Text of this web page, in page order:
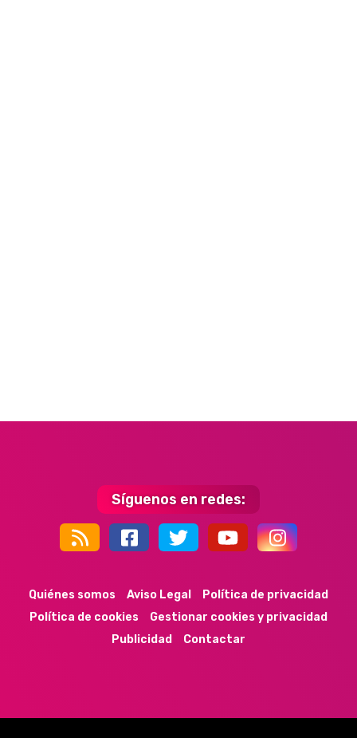
Síguenos en redes:
Quiénes somos Aviso Legal
Política de privacidad
Política de cookies
Gestionar cookies y privacidad
Publicidad
Contactar